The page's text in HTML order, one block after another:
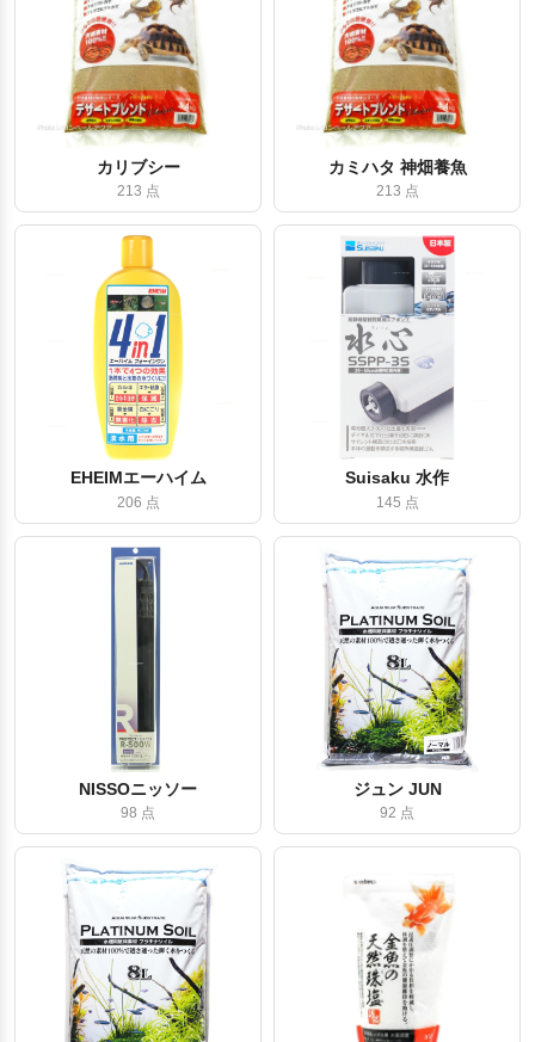
カリブシー
213 点
カミハタ 神畑養魚
213 点
EHEIMエーハイム
206 点
Suisaku 水作
145 点
NISSOニッソー
98 点
ジュン JUN
92 点